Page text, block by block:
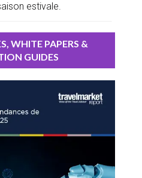
estivale.
WHITE PAPERS &
GUIDES